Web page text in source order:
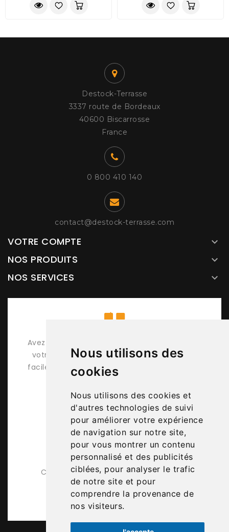
Nous utilisons des
cookies
Nous utilisons des cookies et
d'autres technologies de suivi
pour améliorer votre expérience
de navigation sur notre site,
pour vous montrer un contenu
personnalisé et des publicités
ciblées, pour analyser le trafic
de notre site et pour
comprendre la provenance de
nos visiteurs.
Destock-Terrasse
3337 route de Bordeaux
40600 Biscarrosse
France
0 800 410 140
contact@destock-terrasse.com
VOTRE COMPTE 
NOS PRODUITS 
NOS SERVICES 
Avez-vous essayé l'éditeur 3D pour concevoir
votre terrasse mobil-home ? Essayez, c'est
facile, pratique et ludique et vous recevez un
devis détaillé sous 48h.
Karen
Conseillère technique et commerciale